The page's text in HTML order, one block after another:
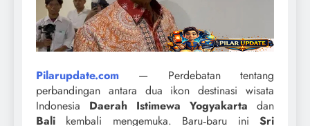
Pilarupdate.com — Perdebatan tentang
perbandingan antara dua ikon destinasi wisata
Indonesia Daerah Istimewa Yogyakarta dan
Bali kembali mengemuka. Baru‑baru ini Sri